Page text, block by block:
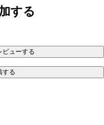
する
ビューする
する